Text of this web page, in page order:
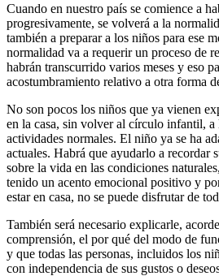
Cuando en nuestro país se comience a
progresivamente, se volverá a la
también a preparar a los niños para ese
normalidad va a requerir un proceso de
habrán transcurrido varios meses y eso
acostumbramiento relativo a otra forma
No son pocos los niños que ya vienen
en la casa, sin volver al círculo infantil, a
actividades normales. El niño ya se ha
actuales. Habrá que ayudarlo a recordar
sobre la vida en las condiciones
tenido un acento emocional positivo y
estar en casa, no se puede disfrutar de
También será necesario explicarle,
comprensión, el por qué del modo de
y que todas las personas, incluidos los
con independencia de sus gustos o